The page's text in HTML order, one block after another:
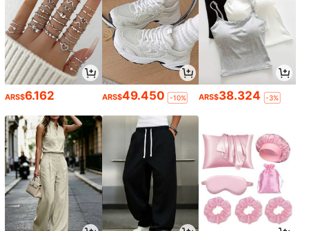
ARS$6.162 ARS$49.450 -10% ARS$38.324 -3%